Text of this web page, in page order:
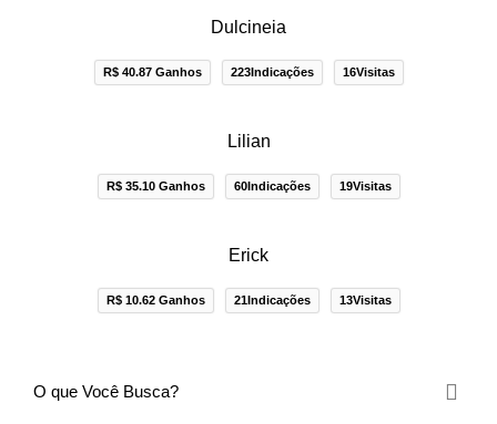
Dulcineia
R$ 40.87 Ganhos 223Indicações 16Visitas
Lilian
R$ 35.10 Ganhos 60Indicações 19Visitas
Erick
R$ 10.62 Ganhos 21Indicações 13Visitas